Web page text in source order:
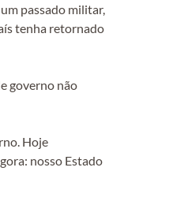
passado militar,
tenha retornado
governo não
Hoje
nosso Estado